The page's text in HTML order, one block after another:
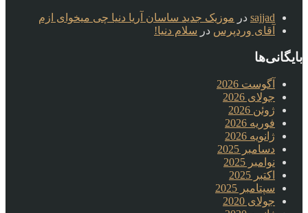
sajjad در موزیک جدید ساسان آریا دنیا چی میخوای ازم
آقای وردپرس در سلام دنیا!
بایگانی‌ها
آگوست 2026
جولای 2026
ژوئن 2026
فوریه 2026
ژانویه 2026
دسامبر 2025
نوامبر 2025
اکتبر 2025
سپتامبر 2025
جولای 2020